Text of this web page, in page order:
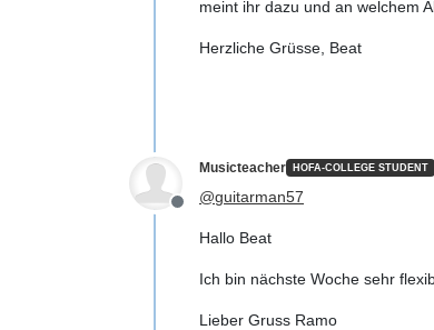
meint ihr dazu und an welchem
Herzliche Grüsse, Beat
Offline
Musicteacher HOFA-COLLEGE STUDENT
@guitarman57
Hallo Beat
Ich bin nächste Woche sehr
Lieber Gruss Ramo